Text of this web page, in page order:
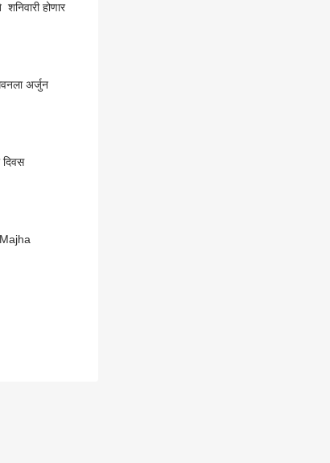
होणार
अर्जुन
दिवस
Majha